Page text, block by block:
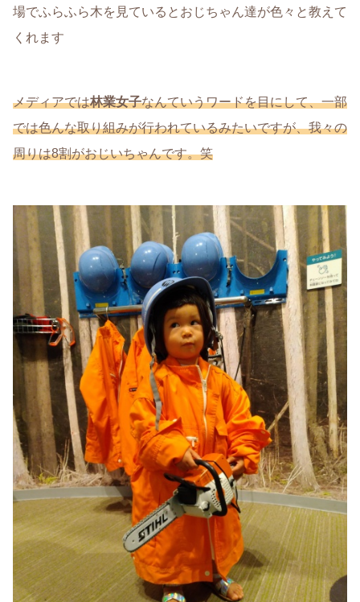
場でふらふら木を見ているとおじちゃん達が色々と教えて
くれます
メディアでは林業女子なんていうワードを目にして、一部
では色んな取り組みが行われているみたいですが、我々の
周りは8割がおじいちゃんです。笑